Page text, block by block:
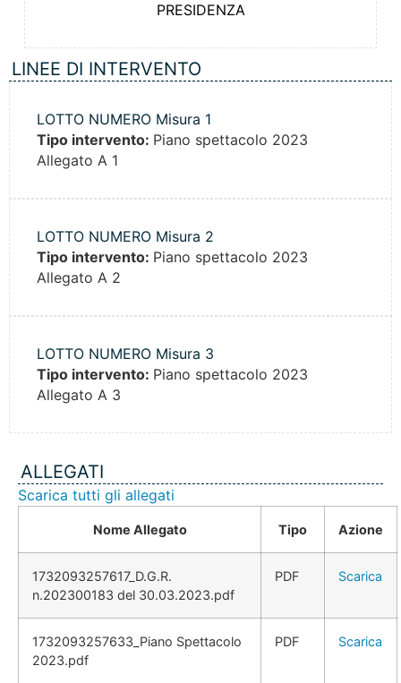
PRESIDENZA
LINEE DI INTERVENTO
LOTTO NUMERO Misura 1
Tipo intervento: Piano spettacolo 2023
Allegato A 1
LOTTO NUMERO Misura 2
Tipo intervento: Piano spettacolo 2023
Allegato A 2
LOTTO NUMERO Misura 3
Tipo intervento: Piano spettacolo 2023
Allegato A 3
ALLEGATI
Scarica tutti gli allegati
Nome Allegato Tipo Azione
1732093257617_D.G.R.
n.202300183 del 30.03.2023.pdf
PDF Scarica
1732093257633_Piano Spettacolo
2023.pdf
PDF Scarica